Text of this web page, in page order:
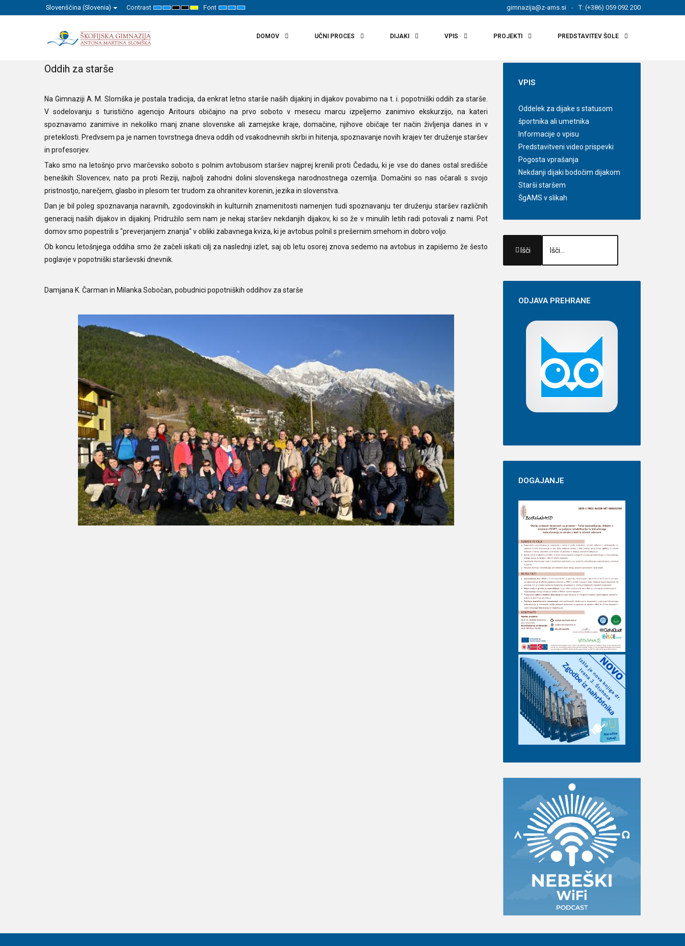
Slovenščina (Slovenia) Contrast
Default
mode
Night
mode
High
Contrast
High
Contrast
High
Contrast
Font
Set
Smaller
Set
Default
Set
Larger
gimnazija@z-ams.si T: (+386) 059 092 200
DOMOV UČNI PROCES DIJAKI VPIS PROJEKTI PREDSTAVITEV ŠOLE
Oddih za starše
Na Gimnaziji A. M. Slomška je postala tradicija, da enkrat letno starše naših dijakinj in dijakov povabimo na t. i. popotniški oddih za starše.
V sodelovanju s turistično agencijo Aritours običajno na prvo soboto v mesecu marcu izpeljemo zanimivo ekskurzijo, na kateri
spoznavamo zanimive in nekoliko manj znane slovenske ali zamejske kraje, domačine, njihove običaje ter način življenja danes in v
preteklosti. Predvsem pa je namen tovrstnega dneva oddih od vsakodnevnih skrbi in hitenja, spoznavanje novih krajev ter druženje staršev
in profesorjev.
Tako smo na letošnjo prvo marčevsko soboto s polnim avtobusom staršev najprej krenili proti Čedadu, ki je vse do danes ostal središče
beneških Slovencev, nato pa proti Reziji, najbolj zahodni dolini slovenskega narodnostnega ozemlja. Domačini so nas očarali s svojo
pristnostjo, narečjem, glasbo in plesom ter trudom za ohranitev korenin, jezika in slovenstva.
Dan je bil poleg spoznavanja naravnih, zgodovinskih in kulturnih znamenitosti namenjen tudi spoznavanju ter druženju staršev različnih
generacij naših dijakov in dijakinj. Pridružilo sem nam je nekaj staršev nekdanjih dijakov, ki so že v minulih letih radi potovali z nami. Pot
domov smo popestrili s "preverjanjem znanja" v obliki zabavnega kviza, ki je avtobus polnil s prešernim smehom in dobro voljo.
Ob koncu letošnjega oddiha smo že začeli iskati cilj za naslednji izlet, saj ob letu osorej znova sedemo na avtobus in zapišemo že šesto
poglavje v popotniški starševski dnevnik.
Damjana K. Čarman in Milanka Sobočan, pobudnici popotniških oddihov za starše
VPIS
Oddelek za dijake s statusom
športnika ali umetnika
Informacije o vpisu
Predstavitveni video prispevki
Pogosta vprašanja
Nekdanji dijaki bodočim dijakom
Starši staršem
ŠgAMS v slikah
Išči
ODJAVAPREHRANE
DOGAJANJE